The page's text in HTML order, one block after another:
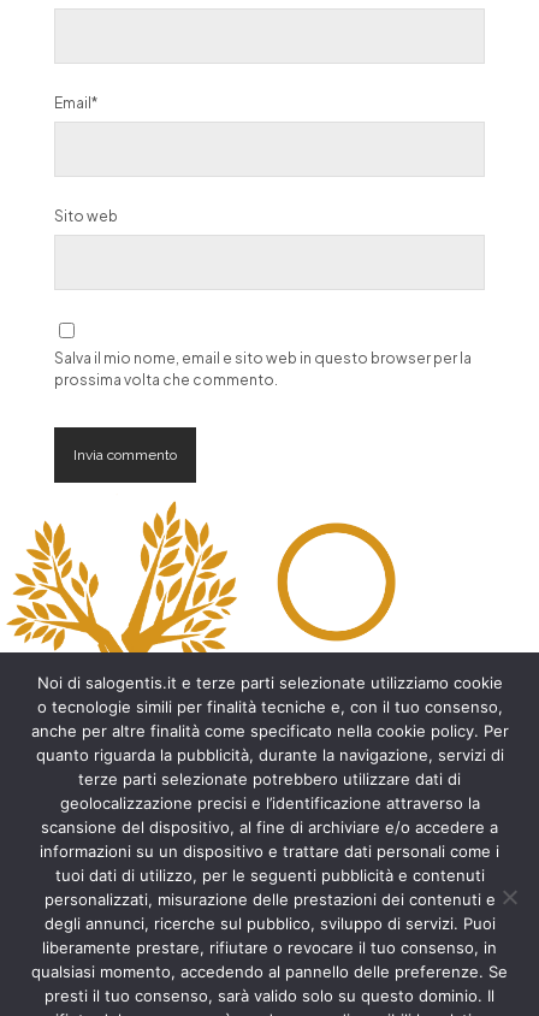
Email*
Sito web
Salva il mio nome, email e sito web in questo browser per la
prossima volta che commento.
A
l
t
e
r
n
a
v
e
:
Archeologia del Salento
Cripte e ambienti rupestri del Salento
Leggende del Salento
Tradizioni e folklore del Salento
Arte del Salento
Personaggi illustri del Salento
Aneddoti e curiosità sul Salento
Libri del Salento
Ricette tipiche del Salento
Noi di salogentis.it e terze parti selezionate utilizziamo cookie
o tecnologie simili per finalità tecniche e, con il tuo consenso,
anche per altre finalità come specificato nella cookie policy. Per
quanto riguarda la pubblicità, durante la navigazione, servizi di
terze parti selezionate potrebbero utilizzare dati di
geolocalizzazione precisi e l’identificazione attraverso la
scansione del dispositivo, al fine di archiviare e/o accedere a
informazioni su un dispositivo e trattare dati personali come i
tuoi dati di utilizzo, per le seguenti pubblicità e contenuti
personalizzati, misurazione delle prestazioni dei contenuti e
degli annunci, ricerche sul pubblico, sviluppo di servizi. Puoi
liberamente prestare, rifiutare o revocare il tuo consenso, in
qualsiasi momento, accedendo al pannello delle preferenze. Se
presti il tuo consenso, sarà valido solo su questo dominio. Il